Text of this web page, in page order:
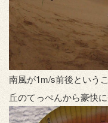
南風が1m/s前後というこ
丘のてっぺんから豪快